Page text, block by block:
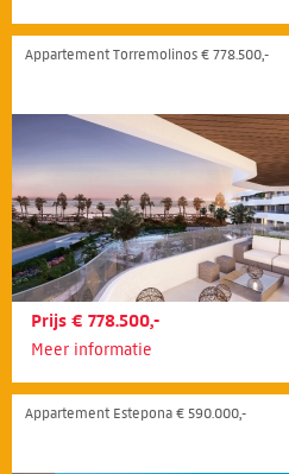
Appartement Torremolinos € 778.500,-
Prijs € 778.500,-
Meer informatie
Appartement Estepona € 590.000,-